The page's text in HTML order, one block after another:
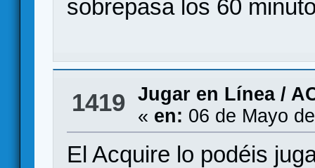
sobrepasa los 60
1419 Jugar en Línea/
« en: 06 de Mayo
El Acquire lo podéis